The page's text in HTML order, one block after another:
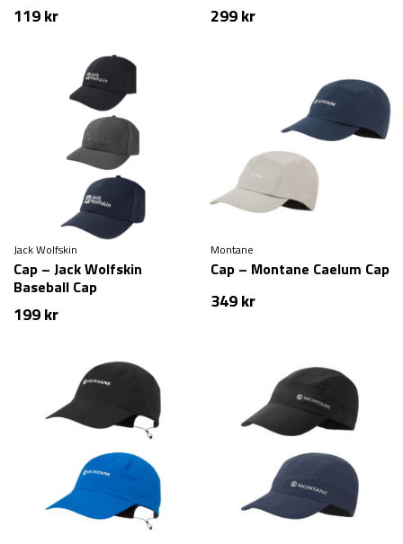
119kr 299kr
Jack Wolfskin
Cap – Jack Wolfskin
Baseball Cap
199kr
Montane
Cap – Montane Caelum Cap
349kr